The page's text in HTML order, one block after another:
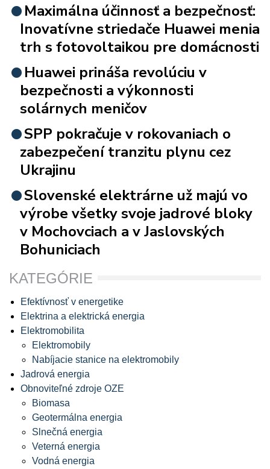
Maximálna účinnosť a bezpečnosť:
Inovatívne striedače Huawei menia
trh s fotovoltaikou pre domácnosti
Huawei prináša revolúciu v
bezpečnosti a výkonnosti
solárnych meničov
SPP pokračuje v rokovaniach o
zabezpečení tranzitu plynu cez
Ukrajinu
Slovenské elektrárne už majú vo
výrobe všetky svoje jadrové bloky
v Mochovciach a v Jaslovských
Bohuniciach
KATEGÓRIE
Efektívnosť v energetike
Elektrina a elektrická energia
Elektromobilita
Elektromobily
Nabíjacie stanice na elektromobily
Jadrová energia
Obnoviteľné zdroje OZE
Biomasa
Geotermálna energia
Slnečná energia
Veterná energia
Vodná energia